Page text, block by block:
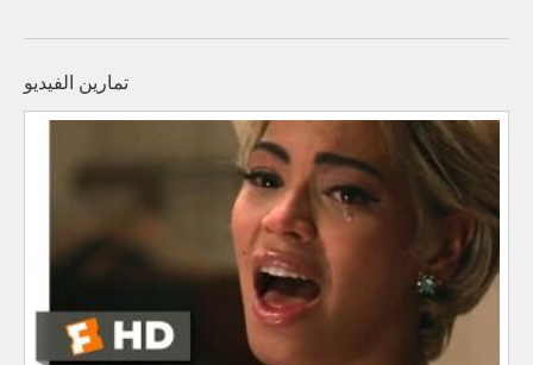
تمارين الفيديو